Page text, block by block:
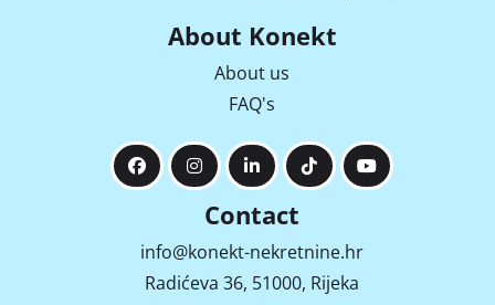
About Konekt
About us
FAQ's
Contact
info@konekt-nekretnine.hr
Radićeva 36, 51000, Rijeka